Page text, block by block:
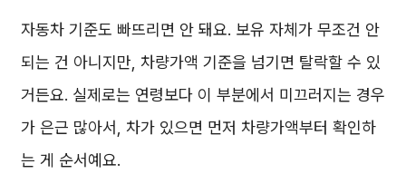
자동차 기준도 빠뜨리면 안 돼요. 보유 자체가 무조건 안
되는 건 아니지만, 차량가액 기준을 넘기면 탈락할 수 있
거든요. 실제로는 연령보다 이 부분에서 미끄러지는 경우
가 은근 많아서, 차가 있으면 먼저 차량가액부터 확인하
는 게 순서예요.